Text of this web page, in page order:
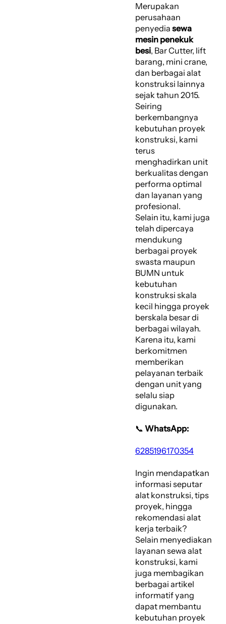
Merupakan
perusahaan
penyedia sewa
mesin penekuk
besi, Bar Cutter, lift
barang, mini crane,
dan berbagai alat
konstruksi lainnya
sejak tahun 2015.
Seiring
berkembangnya
kebutuhan proyek
konstruksi, kami
terus
menghadirkan unit
berkualitas dengan
performa optimal
dan layanan yang
profesional.
Selain itu, kami juga
telah dipercaya
mendukung
berbagai proyek
swasta maupun
BUMN untuk
kebutuhan
konstruksi skala
kecil hingga proyek
berskala besar di
berbagai wilayah.
Karena itu, kami
berkomitmen
memberikan
pelayanan terbaik
dengan unit yang
selalu siap
digunakan.
📞 WhatsApp:
6285196170354
Ingin mendapatkan
informasi seputar
alat konstruksi, tips
proyek, hingga
rekomendasi alat
kerja terbaik?
Selain menyediakan
layanan sewa alat
konstruksi, kami
juga membagikan
berbagai artikel
informatif yang
dapat membantu
kebutuhan proyek